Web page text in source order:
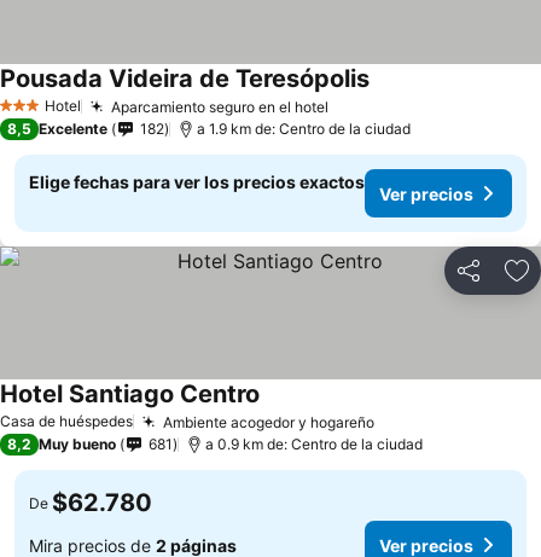
3 Estrellas
Hotel Aparcamiento seguro en el hotel
Pousada Videira de Teresópolis
8,5 Excelente 182 a 1.9 km de: Centro de la ciudad
Elige fechas para ver los precios exactos
Ver precios
Compartir
Casa de huéspedes Ambiente acogedor y hogareño
Hotel Santiago Centro
8,2 Muy bueno 681 a 0.9 km de: Centro de la ciudad
De $62.780
Mira precios de 2 páginas Ver precios